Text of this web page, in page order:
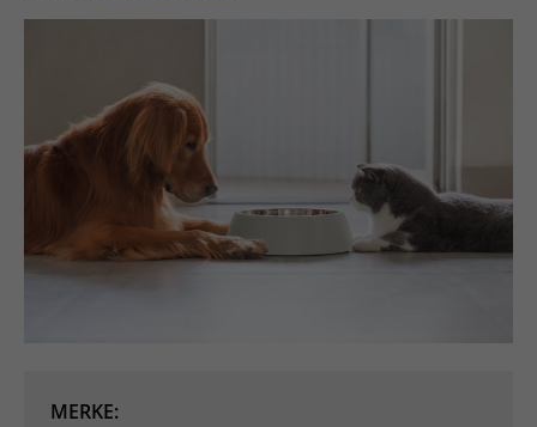
MERKE: